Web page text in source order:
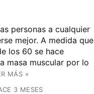
personas a cualquier
mejor. A medida que
los 60 se hace
masa muscular por lo
MÁS »
3 MESES